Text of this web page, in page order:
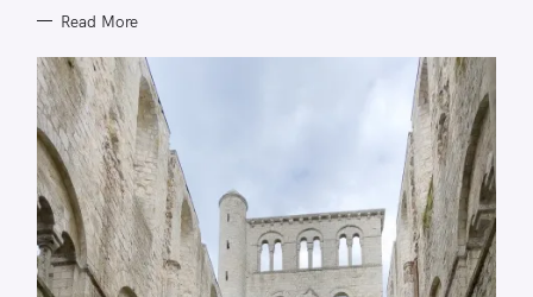
Read More